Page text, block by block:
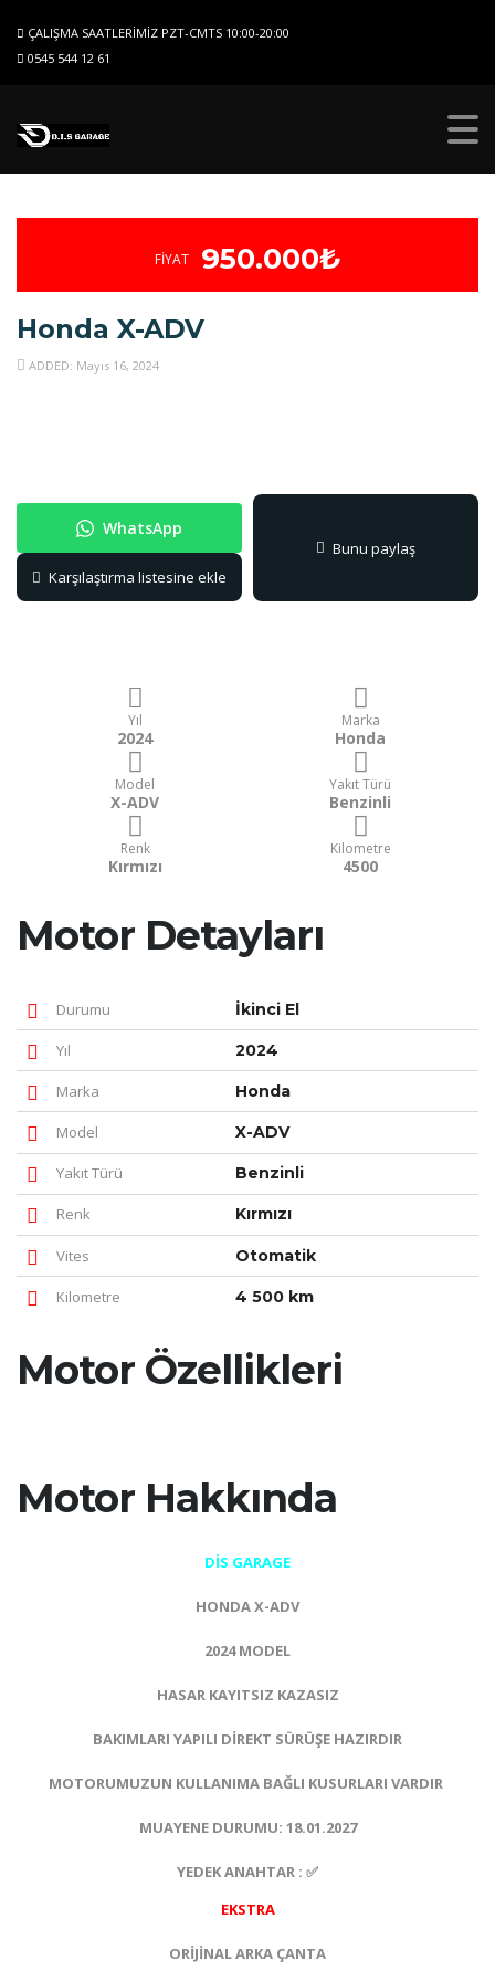
ÇALIŞMA SAATLERIMIZ PZT-CMTS 10:00-20:00
0545 544 12 61
FIYAT 950.000₺
Honda X-ADV
ADDED: Mayıs 16, 2024
WhatsApp
Karşılaştırma listesine ekle
Bunu paylaş
WhatsApp
Facebook
Pinterest
Yıl
2024
Marka
Honda
Model
X-ADV
Yakıt Türü
Benzinli
Renk
Kırmızı
Kilometre
4500
Motor Detayları
Durumu İkinci El
Yıl 2024
Marka Honda
Model X-ADV
Yakıt Türü Benzinli
Renk Kırmızı
Vites Otomatik
Kilometre 4 500 km
Motor Özellikleri
Motor Hakkında
DİS GARAGE
HONDA X-ADV
2024 MODEL
HASAR KAYITSIZ KAZASIZ
BAKIMLARI YAPILI DİREKT SÜRÜŞE HAZIRDIR
MOTORUMUZUN KULLANIMA BAĞLI KUSURLARI VARDIR
MUAYENE DURUMU: 18.01.2027
YEDEK ANAHTAR : ✅
EKSTRA
ORİJİNAL ARKA ÇANTA